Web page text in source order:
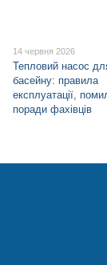
14 червня 2026
Тепловий насос
басейну: правила
експлуатації,
поради фахівців